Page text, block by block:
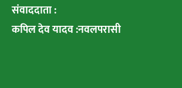
संवाददाता :
कपिल देव यादव :नवलपरासी